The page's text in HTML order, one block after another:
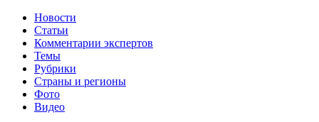
Новости
Статьи
Комментарии экспертов
Темы
Рубрики
Страны и регионы
Фото
Видео